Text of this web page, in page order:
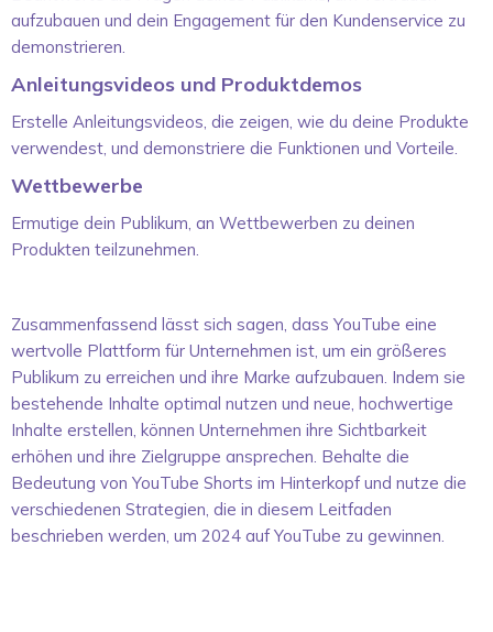
aufzubauen und dein Engagement für den Kundenservice zu
demonstrieren.
Anleitungsvideos und Produktdemos
Erstelle Anleitungsvideos, die zeigen, wie du deine Produkte
verwendest, und demonstriere die Funktionen und Vorteile.
Wettbewerbe
Ermutige dein Publikum, an Wettbewerben zu deinen
Produkten teilzunehmen.
Zusammenfassend lässt sich sagen, dass YouTube eine
wertvolle Plattform für Unternehmen ist, um ein größeres
Publikum zu erreichen und ihre Marke aufzubauen. Indem sie
bestehende Inhalte optimal nutzen und neue, hochwertige
Inhalte erstellen, können Unternehmen ihre Sichtbarkeit
erhöhen und ihre Zielgruppe ansprechen. Behalte die
Bedeutung von YouTube Shorts im Hinterkopf und nutze die
verschiedenen Strategien, die in diesem Leitfaden
beschrieben werden, um 2024 auf YouTube zu gewinnen.